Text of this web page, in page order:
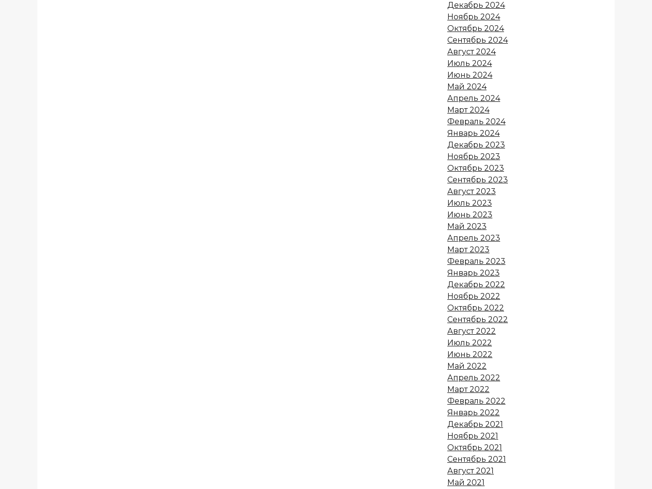
Декабрь 2024
Ноябрь 2024
Октябрь 2024
Сентябрь 2024
Август 2024
Июль 2024
Июнь 2024
Май 2024
Апрель 2024
Март 2024
Февраль 2024
Январь 2024
Декабрь 2023
Ноябрь 2023
Октябрь 2023
Сентябрь 2023
Август 2023
Июль 2023
Июнь 2023
Май 2023
Апрель 2023
Март 2023
Февраль 2023
Январь 2023
Декабрь 2022
Ноябрь 2022
Октябрь 2022
Сентябрь 2022
Август 2022
Июль 2022
Июнь 2022
Май 2022
Апрель 2022
Март 2022
Февраль 2022
Январь 2022
Декабрь 2021
Ноябрь 2021
Октябрь 2021
Сентябрь 2021
Август 2021
Май 2021